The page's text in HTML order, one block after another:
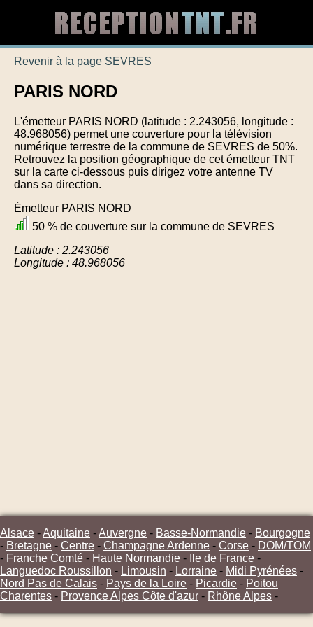
Revenir à la page SEVRES
PARIS NORD
L'émetteur PARIS NORD (latitude : 2.243056, longitude :
48.968056) permet une couverture pour la télévision
numérique terrestre de la commune de SEVRES de 50%.
Retrouvez la position géographique de cet émetteur TNT
sur la carte ci-dessous puis dirigez votre antenne TV
dans sa direction.
Émetteur PARIS NORD
50 % de couverture sur la commune de SEVRES
Latitude : 2.243056
Longitude : 48.968056
Alsace -Aquitaine -Auvergne - Basse-Normandie - Bourgogne
- Bretagne - Centre - Champagne Ardenne - Corse - DOM/TOM
- Franche Comté - Haute Normandie - Ile de France -
Languedoc Roussillon - Limousin - Lorraine - Midi Pyrénées -
Nord Pas de Calais - Pays de la Loire - Picardie - Poitou
Charentes - Provence Alpes Côte d'azur - Rhône Alpes -